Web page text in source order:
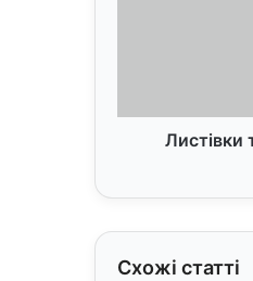
Листівки
Схожі статті